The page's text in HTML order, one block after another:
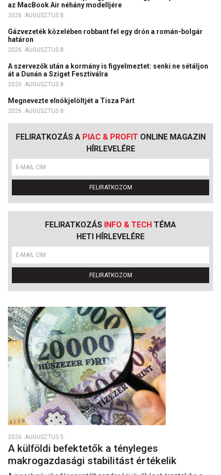
az MacBook Air néhány modelljére
2026. AUGUSZTUS 8.
Gázvezeték közelében robbant fel egy drón a román-bolgár
határon
2026. AUGUSZTUS 8.
A szervezők után a kormány is figyelmeztet: senki ne sétáljon
át a Dunán a Sziget Fesztiválra
2026. AUGUSZTUS 8.
Megnevezte elnökjelöltjét a Tisza Párt
2026. AUGUSZTUS 8.
FELIRATKOZÁS A PIAC & PROFIT ONLINE MAGAZIN
HÍRLEVELÉRE
FELIRATKOZOM
FELIRATKOZÁS INFO & TECH TÉMA
HETI HÍRLEVELÉRE
FELIRATKOZOM
2026. AUGUSZTUS 5.
A külföldi befektetők a tényleges
makrogazdasági stabilitást értékelik